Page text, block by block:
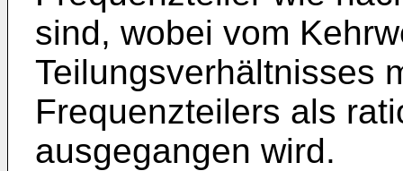
sind, wobei vom
Teilungsverhältnisses
Frequenzteilers als
ausgegangen wird.